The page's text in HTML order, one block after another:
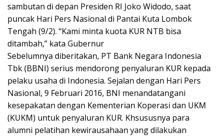
sambutan di depan Presiden RI Joko Widodo, saat
puncak Hari Pers Nasional di Pantai Kuta Lombok
Tengah (9/2). “Kami minta kuota KUR NTB bisa
ditambah,” kata Gubernur
Sebelumnya diberitakan, PT Bank Negara Indonesia
Tbk (BBNI) serius mendorong penyaluran KUR kepada
pelaku usaha di Indonesia. Sejalan dengan Hari Pers
Nasional, 9 Februari 2016, BNI menandatangani
kesepakatan dengan Kementerian Koperasi dan UKM
(KUKM) untuk penyaluran KUR. Khsususnya para
alumni pelatihan kewirausahaan yang dilakukan